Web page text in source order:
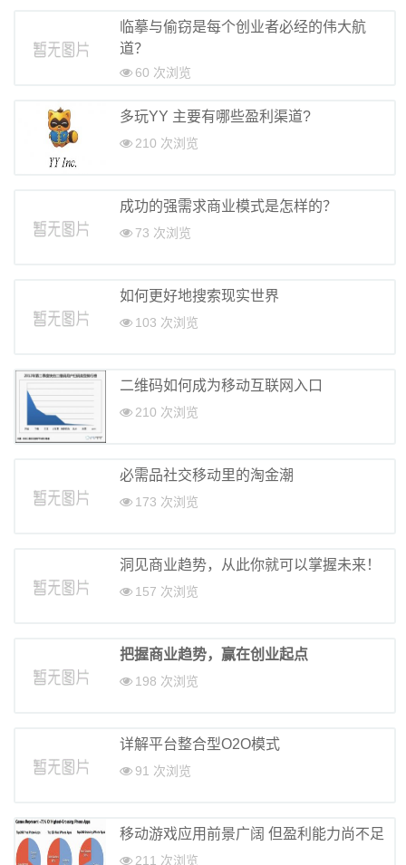
临摹与偷窃是每个创业者必经的伟大航
道？
60 次浏览
多玩YY 主要有哪些盈利渠道?
210 次浏览
成功的强需求商业模式是怎样的？
73 次浏览
如何更好地搜索现实世界
103 次浏览
二维码如何成为移动互联网入口
210 次浏览
必需品社交移动里的淘金潮
173 次浏览
洞见商业趋势，从此你就可以掌握未来！
157 次浏览
把握商业趋势，赢在创业起点
198 次浏览
详解平台整合型O2O模式
91 次浏览
移动游戏应用前景广阔 但盈利能力尚不足
211 次浏览